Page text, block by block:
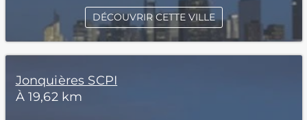
DÉCOUVRIR CETTE VILLE
Jonquières SCPI
À 19,62 km